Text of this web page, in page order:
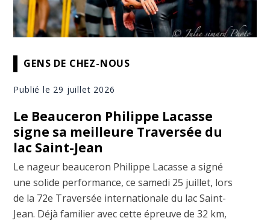
GENS DE CHEZ-NOUS
Publié le 29 juillet 2026
Le Beauceron Philippe Lacasse
signe sa meilleure Traversée du
lac Saint-Jean
Le nageur beauceron Philippe Lacasse a signé
une solide performance, ce samedi 25 juillet, lors
de la 72e Traversée internationale du lac Saint-
Jean. Déjà familier avec cette épreuve de 32 km,